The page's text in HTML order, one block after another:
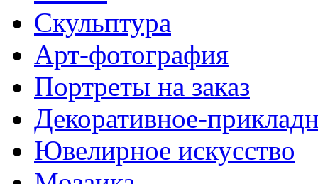
Скульптура
Арт-фотография
Портреты на заказ
Декоративное-
Ювелирное искусство